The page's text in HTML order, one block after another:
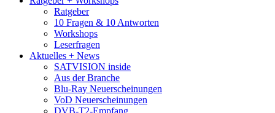
Ratgeber
10 Fragen & 10 Antworten
Workshops
Leserfragen
Aktuelles + News
SATVISION inside
Aus der Branche
Blu-Ray Neuerscheinungen
VoD Neuerscheinungen
DVB-T2-Empfang